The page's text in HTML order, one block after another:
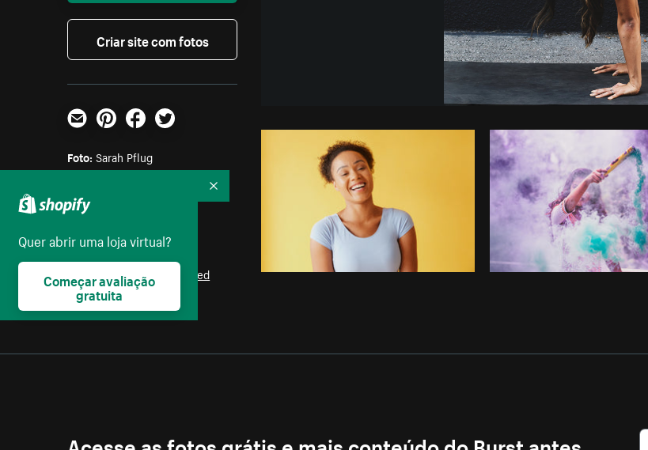
Foto da Sarah Pflug doBurst
Criar site com fotos
E-mailPinterestFacebookTwitter
Foto: Sarah Pflug
Parte das coleções:
Amizade
Burst Some Rights Reserved
Quer abrir uma loja virtual?
Começar avaliação
gratuita
Recolher